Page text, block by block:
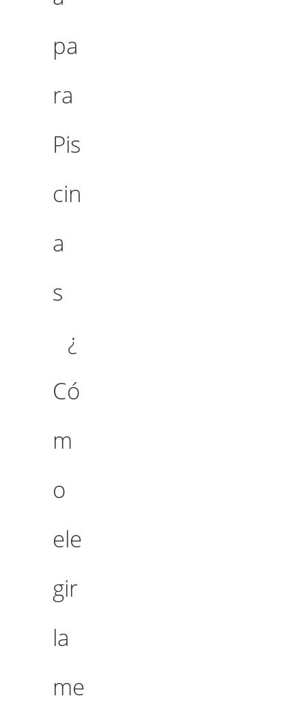
pa
ra
Pis
cin
a
s
¿
Có
m
o
ele
gir
la
me